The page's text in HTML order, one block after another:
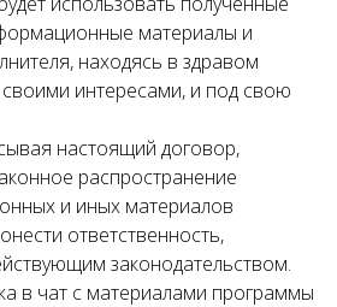
материалы и
находясь в здравом
своими интересами, и под свою
настоящий договор,
распространение
и иных материалов
ответственность,
законодательством.
в чат с материалами программы